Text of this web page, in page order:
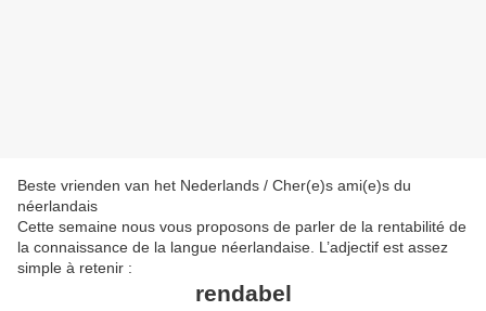
Beste vrienden van het Nederlands / Cher(e)s ami(e)s du
néerlandais
Cette semaine nous vous proposons de parler de la rentabilité de
la connaissance de la langue néerlandaise. L’adjectif est assez
simple à retenir :
rendabel